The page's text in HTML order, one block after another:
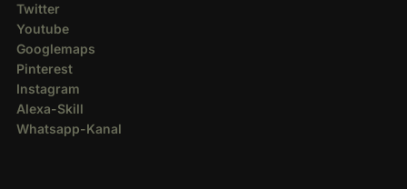
Twitter
Youtube
Googlemaps
Pinterest
Instagram
Alexa-Skill
Whatsapp-Kanal